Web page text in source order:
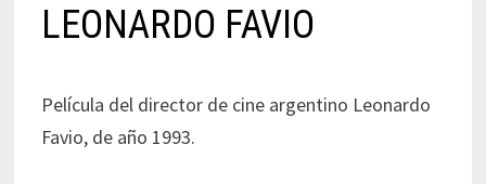
LEONARDO FAVIO
Película del director de cine argentino Leonardo
Favio, de año 1993.